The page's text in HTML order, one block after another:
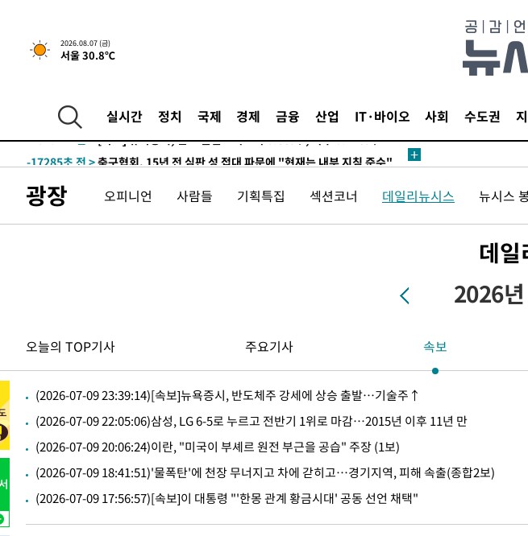
2026.08.07 (금)
서울 30.8℃
실시간 정치 국제 경제 금융 산업 IT·바이오 사회 수도권
-19056초 전 >
'월드컵 탈락 후폭풍' 축구협회…11시간 걸린 초유의 압수수색(종
-18492초 전 >
-17285초 전 >
축구협회, 15년 전 심판 성 접대 파문에 "현재는 내부 지침 준수"
-1566초 전 >
[속보]합참 "北 발사체는 단거리탄도미사일…감시·경계태세 강화"
-1314초 전 >日방위성, 北이 동해로 쏜 발사체는 탄도미사일 가능성
33분 전 >
'월드컵 탈락 후폭풍' 축구협회…초유의 압수수색에 '충격·당황'
43분 전 >[속보]종합특검, 대검 추가 압수수색…내란 중요임무종사 혐의
1시간 전 >[속보]코스닥, 800p 회복…0.26% 오른 801.67 마감
1시간 전 >[속보]코스피, 301.88포인트(4.58%) 내린 6296.38 마감
1시간 전 >[속보]원·달러 환율, 0.7원 내린 1423.8원 마감
2시간 전 >"여기 떨어졌다"…다누리, 스페이스X 로켓 달 충돌 흔적 포착
광장 오피니언 사람들 기획특집 섹션코너 데일리뉴시스 뉴시스
데
2026
오늘의 TOP기사 주요기사 속보
(2026-07-09 23:39:14)[속보]뉴욕증시, 반도체주 강세에 상승 출발…기술주↑
(2026-07-09 22:05:06)삼성, LG 6-5로 누르고 전반기 1위로 마감…2015년 이후 11년 만
(2026-07-09 20:06:24)이란, "미국이 부셰르 원전 부근을 공습" 주장 (1보)
(2026-07-09 18:41:51)'물폭탄'에 천장 무너지고 차에 갇히고…경기지역, 피해 속출(종합2보)
(2026-07-09 17:56:57)[속보]이 대통령 "'한몽 관계 황금시대' 공동 선언 채택"